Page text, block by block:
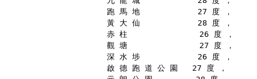
跑 馬 地            27 度 ，
黃 大 仙            28 度 ，
赤 柱               26 度 ，
觀 塘               27 度 ，
深 水 埗            26 度 ，
啟 德 跑 道 公 園   27 度 ，